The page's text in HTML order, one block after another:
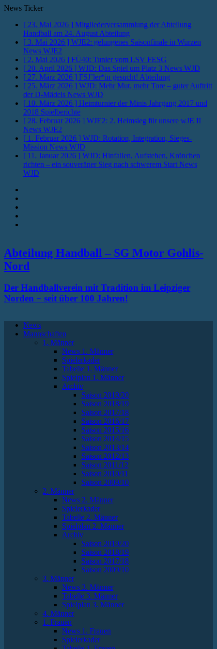
News Ticker
[ 23. Mai 2026 ] Mitgliederversammlung der Abteilung
Handball am 24. August Abteilung
[ 3. Mai 2026 ] WJE2: gelungenes Saisonfinale in Wurzen
News WJE2
[ 2. Mai 2026 ] FÜ40: Tunier vom LSV FESG
[ 20. April 2026 ] WJD: Das Spiel um Platz 3 News WJD
[ 27. März 2026 ] FSJ’ler*in gesucht! Abteilung
[ 25. März 2026 ] WJD: Mehr Mut, mehr Tore – guter Auftritt
der D-Mädels News WJD
[ 10. März 2026 ] Heimturnier der Minis Jahrgang 2017 und
2018 Spielberichte
[ 28. Februar 2026 ] WJE2: 2. Heimsieg für unsere wJE II
News WJE2
[ 1. Februar 2026 ] WJD: Rotation, Integration, Sieges-
Mission News WJD
[ 11. Januar 2026 ] WJD: Hinfallen, Aufstehen, Krönchen
richten – ein souveräner Sieg nach schwerem Start News
WJD
Abteilung Handball – SG Motor Gohlis-
Nord
Der Handballverein mit Tradition im Leipziger
Norden − seit über 100 Jahren!
News
Mannschaften
1. Männer
News 1. Männer
Spielerkader
Tabelle 1. Männer
Spielplan 1. Männer
Archiv
Saison 2019/20
Saison 2018/19
Saison 2017/18
Saison 2016/17
Saison 2015/16
Saison 2014/15
Saison 2013/14
Saison 2012/13
Saison 2011/12
Saison 2010/11
Saison 2009/10
2. Männer
News 2. Männer
Spielerkader
Tabelle 2. Männer
Spielplan 2. Männer
Archiv
Saison 2019/20
Saison 2018/19
Saison 2017/18
Saison 2009/10
3. Männer
News 3. Männer
Tabelle 3. Männer
Spielplan 3. Männer
4. Männer
1. Frauen
News 1. Frauen
Spielerkader